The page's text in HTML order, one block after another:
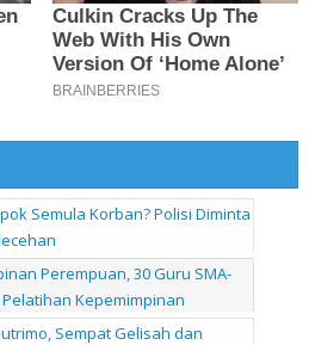
Semula Korban? Polisi Diminta
Perempuan, 30 Guru SMA-
Kepemimpinan
Sempat Gelisah dan